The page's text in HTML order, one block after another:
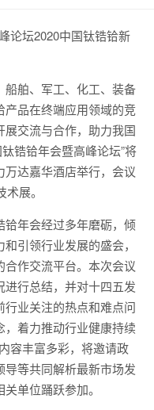
论坛2020中国钛锆铪新
船舶、军工、化工、装备
品在终端应用领域的竞
交流与合作，助力我国
锆铪年会暨高峰论坛”将
万达嘉华酒店举行，会议
展。
年会经过多年磨砺，倾
引领行业发展的盛会，
作交流平台。本次会议
行总结，并对十四五发
业关注的热点和难点问
着力推动行业健康持续
容丰富多彩，将邀请政
等共同解析最新市场发
单位踊跃参加。